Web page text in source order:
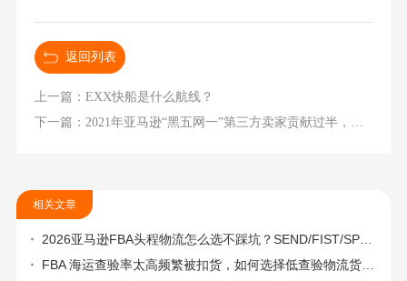
返回列表
上一篇：EXX快船是什么航线？
相关文章
2026亚马逊FBA头程物流怎么选不踩坑？SEND/FIST/SPN官方认证物流商，只有这家敢承诺“准达率第一”
FBA 海运查验率太高频繁被扣货，如何选择低查验物流货代？